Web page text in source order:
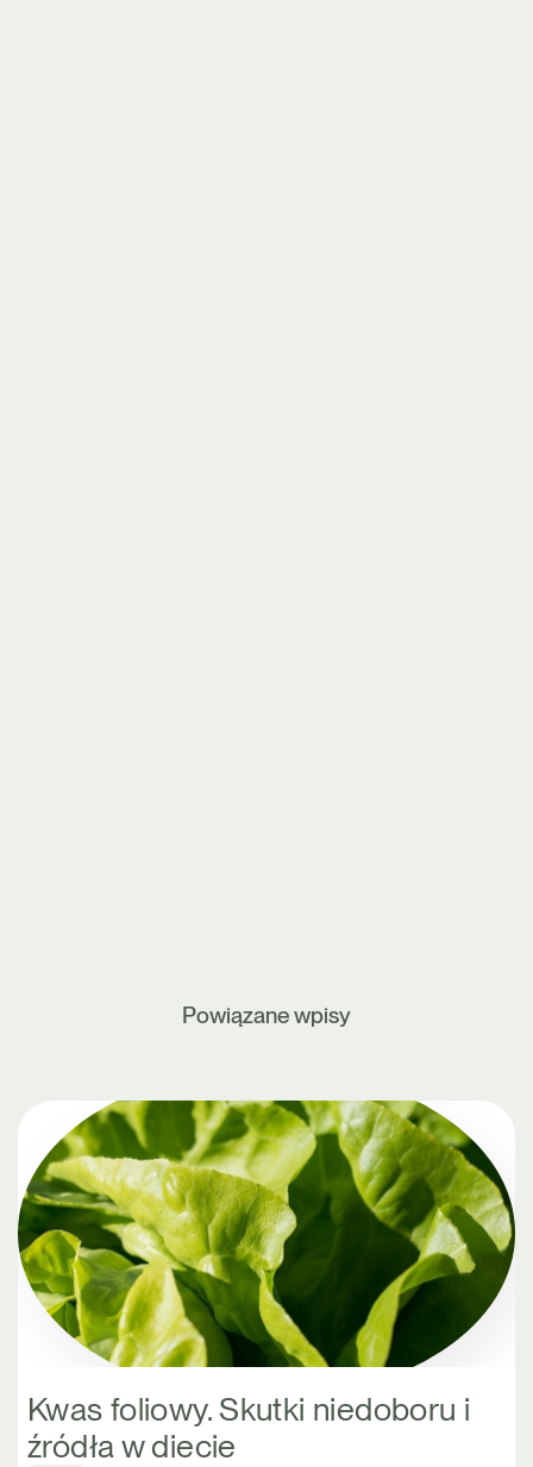
Powiązane wpisy
Kwas foliowy. Skutki niedoboru i
źródła w diecie